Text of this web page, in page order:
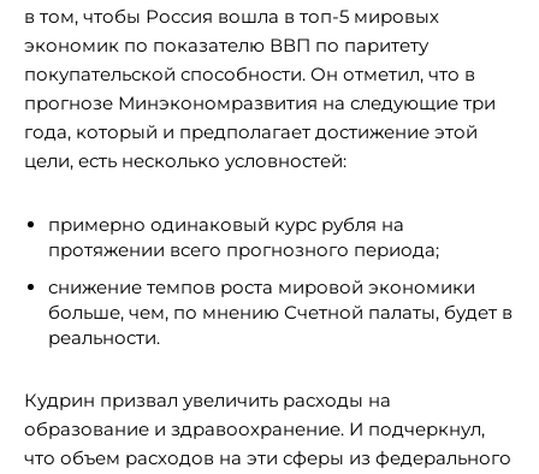
в том, чтобы Россия вошла в топ-5 мировых
экономик по показателю ВВП по паритету
покупательской способности. Он отметил, что в
прогнозе Минэкономразвития на следующие три
года, который и предполагает достижение этой
цели, есть несколько условностей:
примерно одинаковый курс рубля на
протяжении всего прогнозного периода;
снижение темпов роста мировой экономики
больше, чем, по мнению Счетной палаты, будет в
реальности.
Кудрин призвал увеличить расходы на
образование и здравоохранение. И подчеркнул,
что объем расходов на эти сферы из федерального